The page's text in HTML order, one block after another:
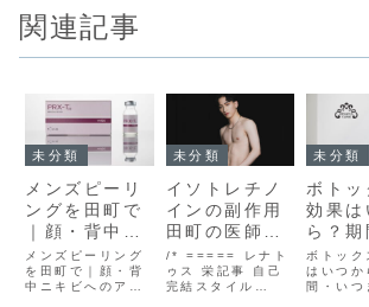
関連記事
未分類
メンズピーリ
ングを田町で
｜顔・背中ニ
キビへのアプ
ローチ
メンズピーリング
を田町で｜顔・背
中ニキビへのアプ
未分類
イソトレチノ
インの副作用
田町の医師が
仕組み・頻
度・対処法を
解説
/* ===== レナト
ゥス 栄記事 自己
完結スタイル
未分類
ボトッ
効果
ら？
つまで
を田
が解説
ボトック
はいつか
間・いつ